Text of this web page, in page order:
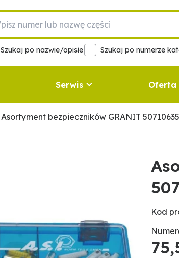
Szukaj po nazwie/opisie Szukaj po numerze
Serwis Oferta
Asortyment bezpieczników GRANIT 50710635
Kod